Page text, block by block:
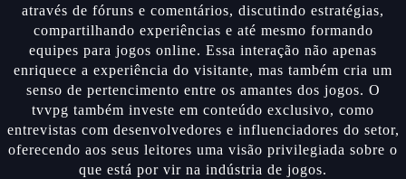
através de fóruns e comentários, discutindo estratégias,
compartilhando experiências e até mesmo formando
equipes para jogos online. Essa interação não apenas
enriquece a experiência do visitante, mas também cria um
senso de pertencimento entre os amantes dos jogos. O
tvvpg também investe em conteúdo exclusivo, como
entrevistas com desenvolvedores e influenciadores do setor,
oferecendo aos seus leitores uma visão privilegiada sobre o
que está por vir na indústria de jogos.